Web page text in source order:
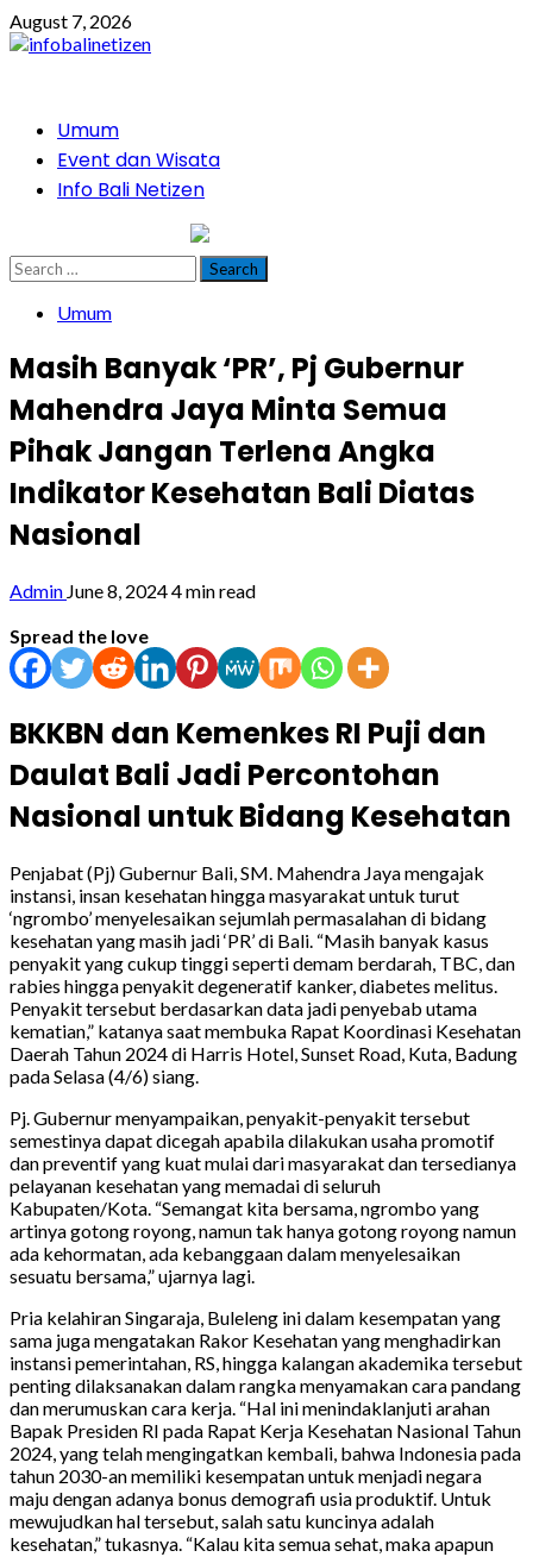
Skip
to
August 7, 2026
PrimaryUmum
Event dan Wisata
Info Bali Netizen
Search
for:
Umum
Masih Banyak ‘PR’, Pj Gubernur
Mahendra Jaya Minta Semua
Pihak Jangan Terlena Angka
Indikator Kesehatan Bali Diatas
Nasional
Admin June 8, 20244 min read
Spread the love
BKKBN dan Kemenkes RI Puji dan
Daulat Bali Jadi Percontohan
Nasional untuk Bidang Kesehatan
Penjabat (Pj) Gubernur Bali, SM. Mahendra Jaya mengajak
instansi, insan kesehatan hingga masyarakat untuk turut
‘ngrombo’ menyelesaikan sejumlah permasalahan di bidang
kesehatan yang masih jadi ‘PR’ di Bali. “Masih banyak kasus
penyakit yang cukup tinggi seperti demam berdarah, TBC, dan
rabies hingga penyakit degeneratif kanker, diabetes melitus.
Penyakit tersebut berdasarkan data jadi penyebab utama
kematian,” katanya saat membuka Rapat Koordinasi Kesehatan
Daerah Tahun 2024 di Harris Hotel, Sunset Road, Kuta, Badung
pada Selasa (4/6) siang.
Pj. Gubernur menyampaikan, penyakit-penyakit tersebut
semestinya dapat dicegah apabila dilakukan usaha promotif
dan preventif yang kuat mulai dari masyarakat dan tersedianya
pelayanan kesehatan yang memadai di seluruh
Kabupaten/Kota. “Semangat kita bersama, ngrombo yang
artinya gotong royong, namun tak hanya gotong royong namun
ada kehormatan, ada kebanggaan dalam menyelesaikan
sesuatu bersama,” ujarnya lagi.
Pria kelahiran Singaraja, Buleleng ini dalam kesempatan yang
sama juga mengatakan Rakor Kesehatan yang menghadirkan
instansi pemerintahan, RS, hingga kalangan akademika tersebut
penting dilaksanakan dalam rangka menyamakan cara pandang
dan merumuskan cara kerja. “Hal ini menindaklanjuti arahan
Bapak Presiden RI pada Rapat Kerja Kesehatan Nasional Tahun
2024, yang telah mengingatkan kembali, bahwa Indonesia pada
tahun 2030-an memiliki kesempatan untuk menjadi negara
maju dengan adanya bonus demografi usia produktif. Untuk
mewujudkan hal tersebut, salah satu kuncinya adalah
kesehatan,” tukasnya. “Kalau kita semua sehat, maka apapun